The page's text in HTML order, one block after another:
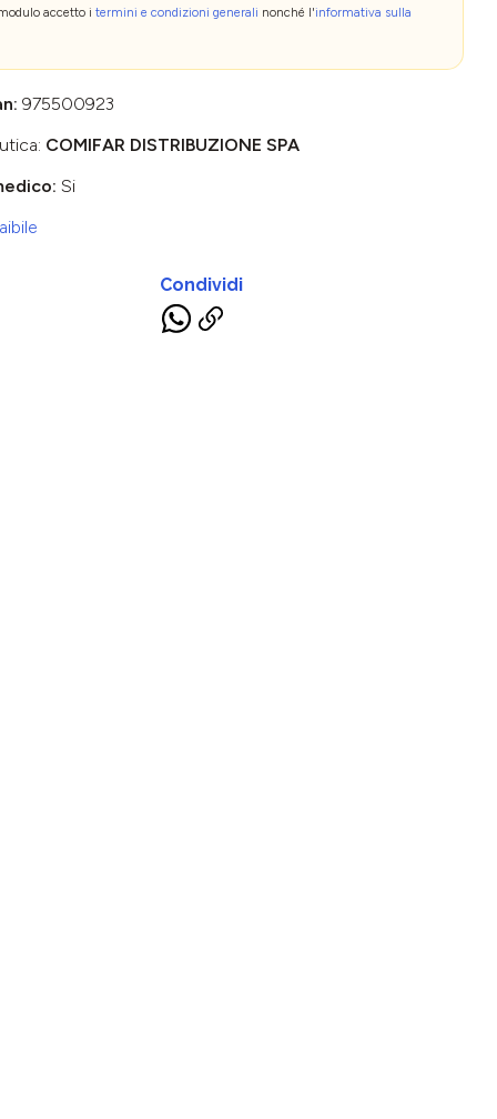
accetto i termini e condizioni generali nonché l'informativa sulla
975500923
COMIFAR DISTRIBUZIONE SPA
Si
Condividi